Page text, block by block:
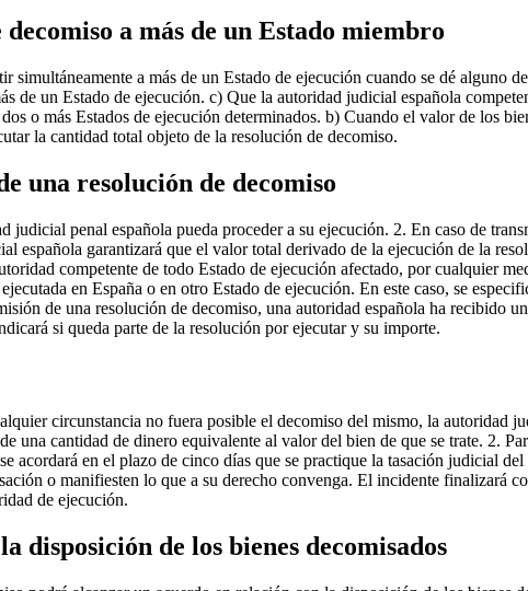
a más de un Estado miembro
a más de un Estado de ejecución cuando se dé alguno
de un Estado de ejecución. c) Que la autoridad judicial española
o más Estados de ejecución determinados. b) Cuando el valor de los
la cantidad total objeto de la resolución de decomiso.
una resolución de decomiso
penal española pueda proceder a su ejecución. 2. En caso de
española garantizará que el valor total derivado de la ejecución de la
competente de todo Estado de ejecución afectado, por cualquier
en España o en otro Estado de ejecución. En este caso, se
de una resolución de decomiso, una autoridad española ha recibido
si queda parte de la resolución por ejecutar y su importe.
circunstancia no fuera posible el decomiso del mismo, la autoridad
una cantidad de dinero equivalente al valor del bien de que se trate. 2.
acordará en el plazo de cinco días que se practique la tasación judicial
o manifiesten lo que a su derecho convenga. El incidente finalizará
de ejecución.
disposición de los bienes decomisados